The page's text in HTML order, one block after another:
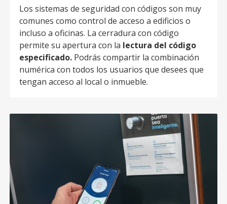
Los sistemas de seguridad con códigos son muy
comunes como control de acceso a edificios o
incluso a oficinas. La cerradura con código
permite su apertura con la lectura del código
especificado.Podrás compartir la combinación
numérica con todos los usuarios que desees que
tengan acceso al local o inmueble.